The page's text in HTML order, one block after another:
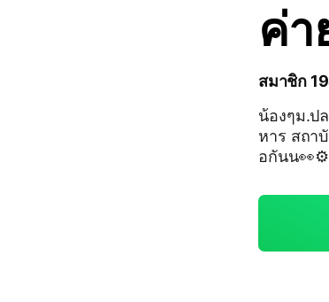
ค่า
สมาชิก
น้องๆม.ป
หาร สถา
อกันน👀⚙️🥫 กลุ่มนี้สร้างขึ้นเพื่อประชาสัมพันธ์ข่าวสาร เกี่ยวกั